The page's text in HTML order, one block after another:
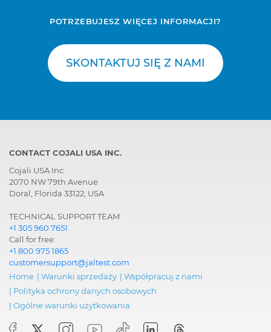
POTRZEBUJESZ WIĘCEJ INFORMACJI?
SKONTAKTUJ SIĘ Z NAMI
CONTACT COJALI USA INC.
Cojali USA Inc.
2070 NW 79th Avenue
Doral, Florida 33122, USA
TECHNICAL SUPPORT TEAM
+1 305 960 7651
Call for free:
+1 800 975 1865
customersupport@jaltest.com
Home | Warunki sprzedaży | Współpracuj z nami
| Polityka ochrony danych osobowych
| Ogólne warunki użytkowania